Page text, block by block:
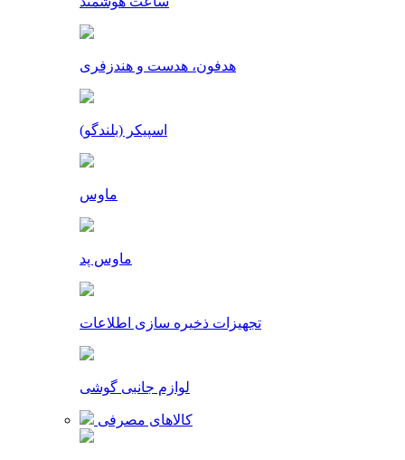
هدفون، هدست و هندزفری
اسپیکر (بلندگو)
ماوس
ماوس پد
تجهیزات ذخیره سازی اطلاعات
لوازم جانبی گوشی
کالاهای مصرفی